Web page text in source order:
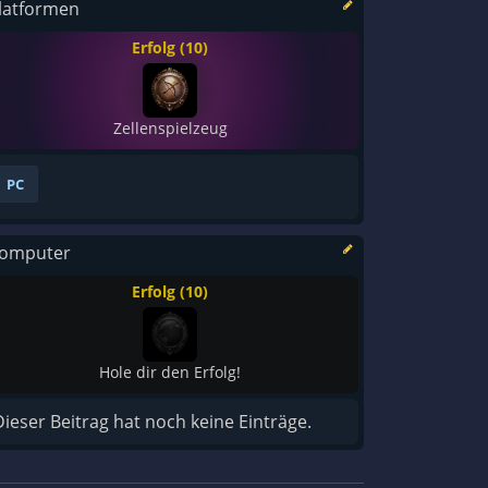
Erfolg (10)
Zellenspielzeug
PC
Erfolg (10)
Hole dir den Erfolg!
Beitrag hat noch keine Einträge.